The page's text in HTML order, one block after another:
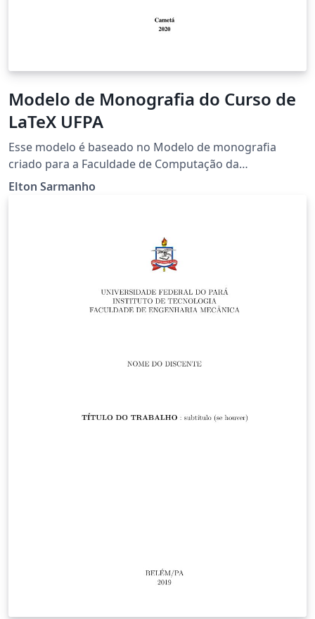
Modelo de Monografia do Curso de
LaTeX UFPA
Esse modelo é baseado no Modelo de monografia
criado para a Faculdade de Computação da
Universidade Federal do Pará.
Elton Sarmanho